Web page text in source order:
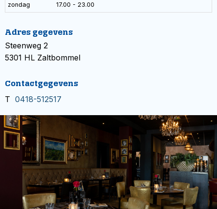
zondag 17.00 - 23.00
Adres gegevens
Steenweg 2
5301 HL Zaltbommel
Contactgegevens
T 0418-512517